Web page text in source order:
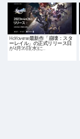
HoYoverse最新作「崩壊：スタ
ーレイル」の正式リリース日
が4月26日(水)に…